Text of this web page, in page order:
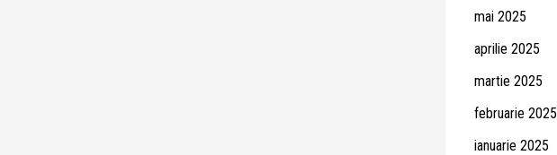
mai 2025
aprilie 2025
martie 2025
februarie 2025
ianuarie 2025